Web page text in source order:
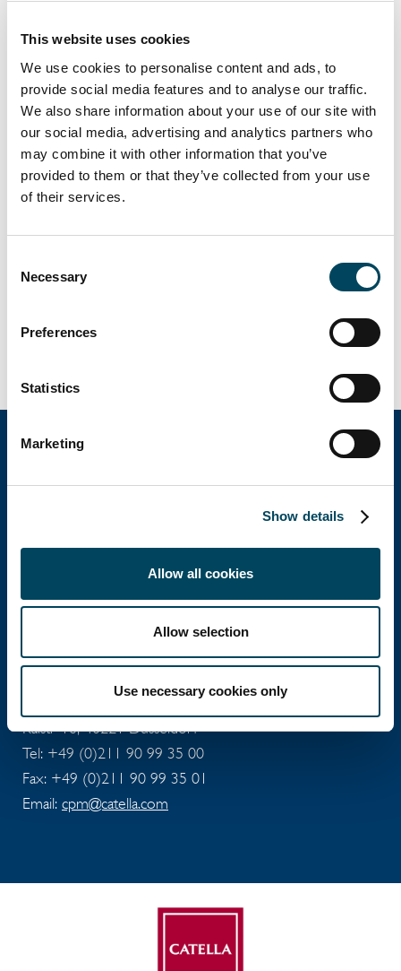
This website uses cookies
We use cookies to personalise content and ads, to
provide social media features and to analyse our traffic.
We also share information about your use of our site with
our social media, advertising and analytics partners who
may combine it with other information that you’ve
provided to them or that they’ve collected from your use
of their services.
Selection
Necessary
Preferences
Statistics
Marketing
Show details
Allow all cookies
Allow selection
Use necessary cookies only
landesweite Immobilienwirtschaft,
Projektentwickler, Wirtschaftsförderer sowie
Investoren, Architekten, Planer, Designer
u.v.m. – kurzum alle Akteure, die unsere
Städte in lebenswerte Räume verwandeln.
Wir freuen uns über Ihren Besuch bei uns
Mehr über die Polis Convention erfahren
Catella Group
Catella gehört zu den führenden Spezialisten im
Bereich Immobilieninvestment und
Fondsmanagement und agiert in 12 Ländern.
Catella Project Management
Kaistr 18, 40221 Düsseldorf
Tel: +49 (0)211 90 99 35 00
Fax: +49 (0)211 90 99 35 01
Email: cpm@catella.com